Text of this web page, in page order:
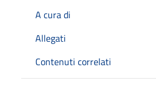
A cura di
Allegati
Contenuti correlati